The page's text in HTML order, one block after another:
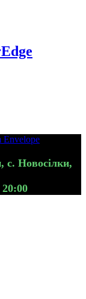
Envelope
с. Новосілки,